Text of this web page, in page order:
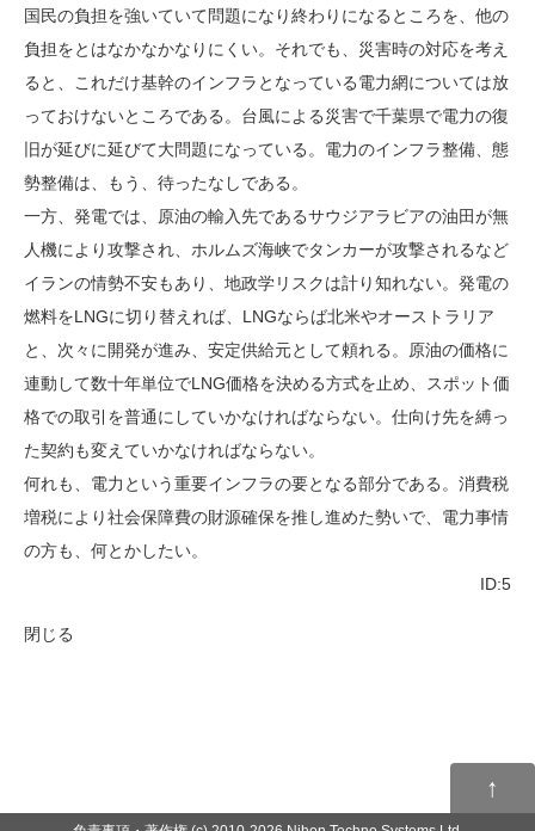
国民の負担を強いていて問題になり終わりになるところを、他の
負担をとはなかなかなりにくい。それでも、災害時の対応を考え
ると、これだけ基幹のインフラとなっている電力網については放
っておけないところである。台風による災害で千葉県で電力の復
旧が延びに延びて大問題になっている。電力のインフラ整備、態
勢整備は、もう、待ったなしである。
一方、発電では、原油の輸入先であるサウジアラビアの油田が無
人機により攻撃され、ホルムズ海峡でタンカーが攻撃されるなど
イランの情勢不安もあり、地政学リスクは計り知れない。発電の
燃料をLNGに切り替えれば、LNGならば北米やオーストラリア
と、次々に開発が進み、安定供給元として頼れる。原油の価格に
連動して数十年単位でLNG価格を決める方式を止め、スポット価
格での取引を普通にしていかなければならない。仕向け先を縛っ
た契約も変えていかなければならない。
何れも、電力という重要インフラの要となる部分である。消費税
増税により社会保障費の財源確保を推し進めた勢いで、電力事情
の方も、何とかしたい。
ID:5
閉じる
↑